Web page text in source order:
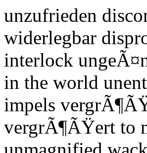
unzufrieden
widerlegbar
interlock
in the world
impels
vergrÃ¶ÃŸert to